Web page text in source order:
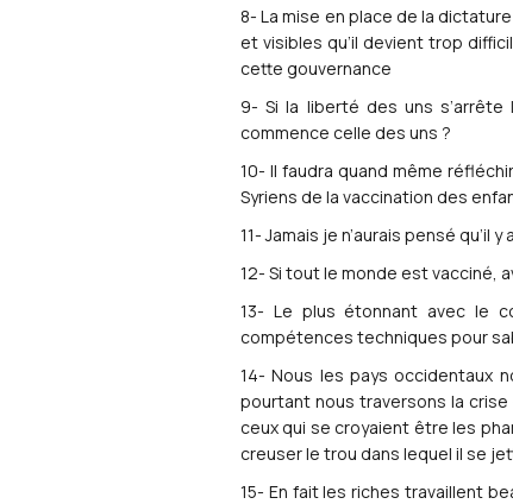
8- La mise en place de la
et visibles qu’il devient trop
cette gouvernance
9- Si la liberté des uns
commence celle des uns ?
10- Il faudra quand même
Syriens de la vaccination des
11- Jamais je n’aurais pensé
12- Si tout le monde est vacciné,
13- Le plus étonnant avec le
compétences techniques pour
14- Nous les pays occidentaux
pourtant nous traversons la
ceux qui se croyaient être les
creuser le trou dans lequel il se
15- En fait les riches travaillent